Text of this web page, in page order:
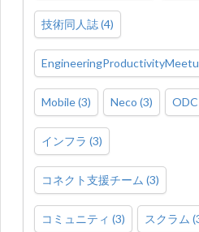
技術同人誌(4)
Mobile(3) Neco (3) ODC
インフラ (3)
コネクト支援チーム (3)
コミュニティ (3) スクラム (